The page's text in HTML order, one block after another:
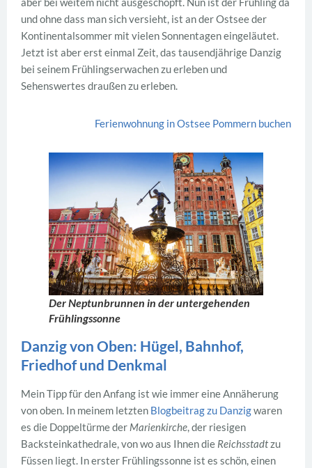
und ohne dass man sich versieht, ist an der Ostsee der
Kontinentalsommer mit vielen Sonnentagen eingeläutet.
Jetzt ist aber erst einmal Zeit, das tausendjährige Danzig
bei seinem Frühlingserwachen zu erleben und
Sehenswertes draußen zu erleben.
Ferienwohnung in Ostsee Pommern buchen
Der Neptunbrunnen in der untergehenden
Frühlingssonne
Danzig von Oben: Hügel, Bahnhof,
Friedhof und Denkmal
Mein Tipp für den Anfang ist wie immer eine Annäherung
von oben. In meinem letzten Blogbeitrag zu Danzigwaren
es die Doppeltürme der Marienkirche, der riesigen
Backsteinkathedrale, von wo aus Ihnen die Reichsstadtzu
Füssen liegt. In erster Frühlingssonne ist es schön, einen